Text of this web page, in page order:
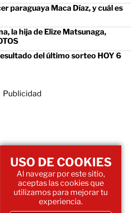
paraguaya Maca Díaz, y cuál es
la hija de Elize Matsunaga,
del último sorteo HOY 6
Publicidad
USO DE COOKIES
Al navegar por este sitio,
aceptas las cookies que
utilizamos para mejorar tu
experiencia.